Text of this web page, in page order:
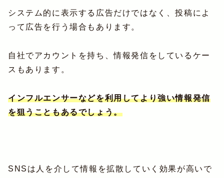
システム的に表示する広告だけではなく、投稿によ
って広告を行う場合もあります。
自社でアカウントを持ち、情報発信をしているケー
スもあります。
インフルエンサーなどを利用してより強い情報発信
を狙うこともあるでしょう。
SNSは人を介して情報を拡散していく効果が高いで